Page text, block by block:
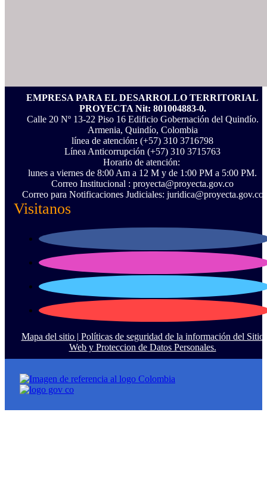
EMPRESA PARA EL DESARROLLO TERRITORIAL
PROYECTA Nit: 801004883-0.
Calle 20 Nº 13-22 Piso 16 Edificio Gobernación del Quindío.
Armenia, Quindío, Colombia
línea de atención: (+57) 310 3716798
Línea Anticorrupción ‪(+57) 310 3715763‬
Horario de atención:
lunes a viernes de 8:00 Am a 12 M y de 1:00 PM a 5:00 PM.
Correo Institucional : proyecta@proyecta.gov.co
Correo para Notificaciones Judiciales: juridica@proyecta.gov.co
Visitanos
Mapa del sitio | Políticas de seguridad de la información del Sitio
Web y Proteccion de Datos Personales.